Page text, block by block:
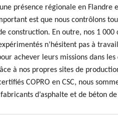
présence régionale en Flandre
est que nous contrôlons
construction. En outre, nos 1
n’hésitent pas à
achever leurs missions dans les
à nos propres sites de
COPRO en CSC, nous
d’asphalte et de béton